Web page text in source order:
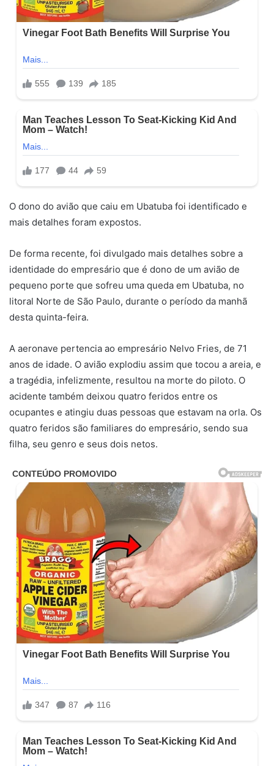
O dono do avião que caiu em Ubatuba foi identificado e
mais detalhes foram expostos.
De forma recente, foi divulgado mais detalhes sobre a
identidade do empresário que é dono de um avião de
pequeno porte que sofreu uma queda em Ubatuba, no
litoral Norte de São Paulo, durante o período da manhã
desta quinta-feira.
A aeronave pertencia ao empresário Nelvo Fries, de 71
anos de idade. O avião explodiu assim que tocou a areia, e
a tragédia, infelizmente, resultou na morte do piloto. O
acidente também deixou quatro feridos entre os
ocupantes e atingiu duas pessoas que estavam na orla. Os
quatro feridos são familiares do empresário, sendo sua
filha, seu genro e seus dois netos.